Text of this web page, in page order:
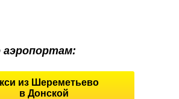
аэропортам:
из Шереметьево
в Донской